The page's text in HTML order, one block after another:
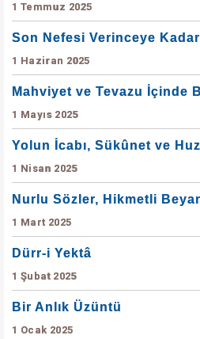
1 Temmuz 2025
Son Nefesi Verinceye Kadar
1 Haziran 2025
Mahviyet ve Tevazu İçinde
1 Mayıs 2025
Yolun İcabı, Sükûnet ve
1 Nisan 2025
Nurlu Sözler, Hikmetli
1 Mart 2025
Dürr-i Yektâ
1 Şubat 2025
Bir Anlık Üzüntü
1 Ocak 2025